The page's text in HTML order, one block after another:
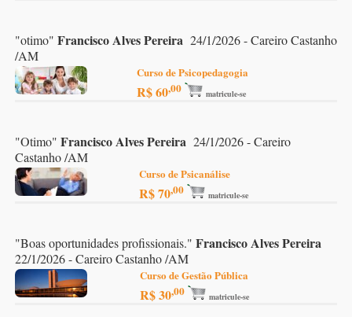
"otimo" Francisco Alves Pereira 24/1/2026 - Careiro Castanho
/AM
Curso de Psicopedagogia
R$ 60,00 matricule-se
"Otimo" Francisco Alves Pereira 24/1/2026 - Careiro
Castanho /AM
Curso de Psicanálise
R$ 70,00 matricule-se
"Boas oportunidades profissionais." Francisco Alves Pereira
22/1/2026 - Careiro Castanho /AM
Curso de Gestão Pública
R$ 30,00 matricule-se